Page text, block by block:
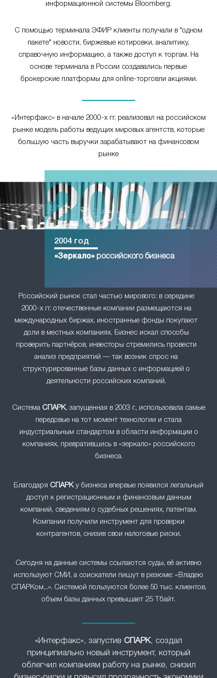
информационной системы Bloomberg.
С помощью терминала ЭФИР клиенты получали в "одном
пакете" новости, биржевые котировки, аналитику,
справочную информацию, а также доступ к торгам. На
основе терминала в России создавались первые
брокерские платформы для online-торговли акциями.
«Интерфакс» в начале 2000-х гг. реализовал на российском
рынке модель работы ведущих мировых агентств, которые
большую часть выручки зарабатывают на финансовом
рынке
Российский рынок стал частью мирового: в середине
2000-х гг. отечественные компании размещаются на
международных биржах, иностранные фонды покупают
доли в местных компаниях. Бизнес искал способы
проверить партнёров, инвесторы стремились провести
анализ предприятий — так возник спрос на
структурированные базы данных с информацией о
деятельности российских компаний.
2004 год
«Зеркало»российского бизнеса
Система СПАРК, запущенная в 2003 г., использовала самые
передовые на тот момент технологии и стала
индустриальным стандартом в области информации о
компаниях, превратившись в «зеркало» российского
бизнеса.
Благодаря СПАРКу бизнеса впервые появился легальный
доступ к регистрационным и финансовым данным
компаний, сведениям о судебных решениях, патентам.
Компании получили инструмент для проверки
контрагентов, снизив свои налоговые риски.
Сегодня на данные системы ссылаются суды, её активно
используют СМИ, а соискатели пишут в резюме: «Владею
СПАРКом...». Системой пользуются более 50 тыс. клиентов,
объем базы данных превышает 25 Тбайт.
«Интерфакс», запустив СПАРК, создал
принципиально новый инструмент, который
облегчил компаниям работу на рынке, снизил